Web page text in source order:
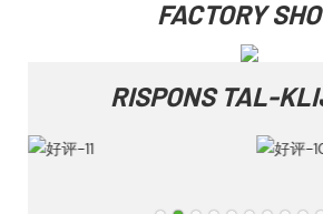
FACTORY
RISPONS TAL-